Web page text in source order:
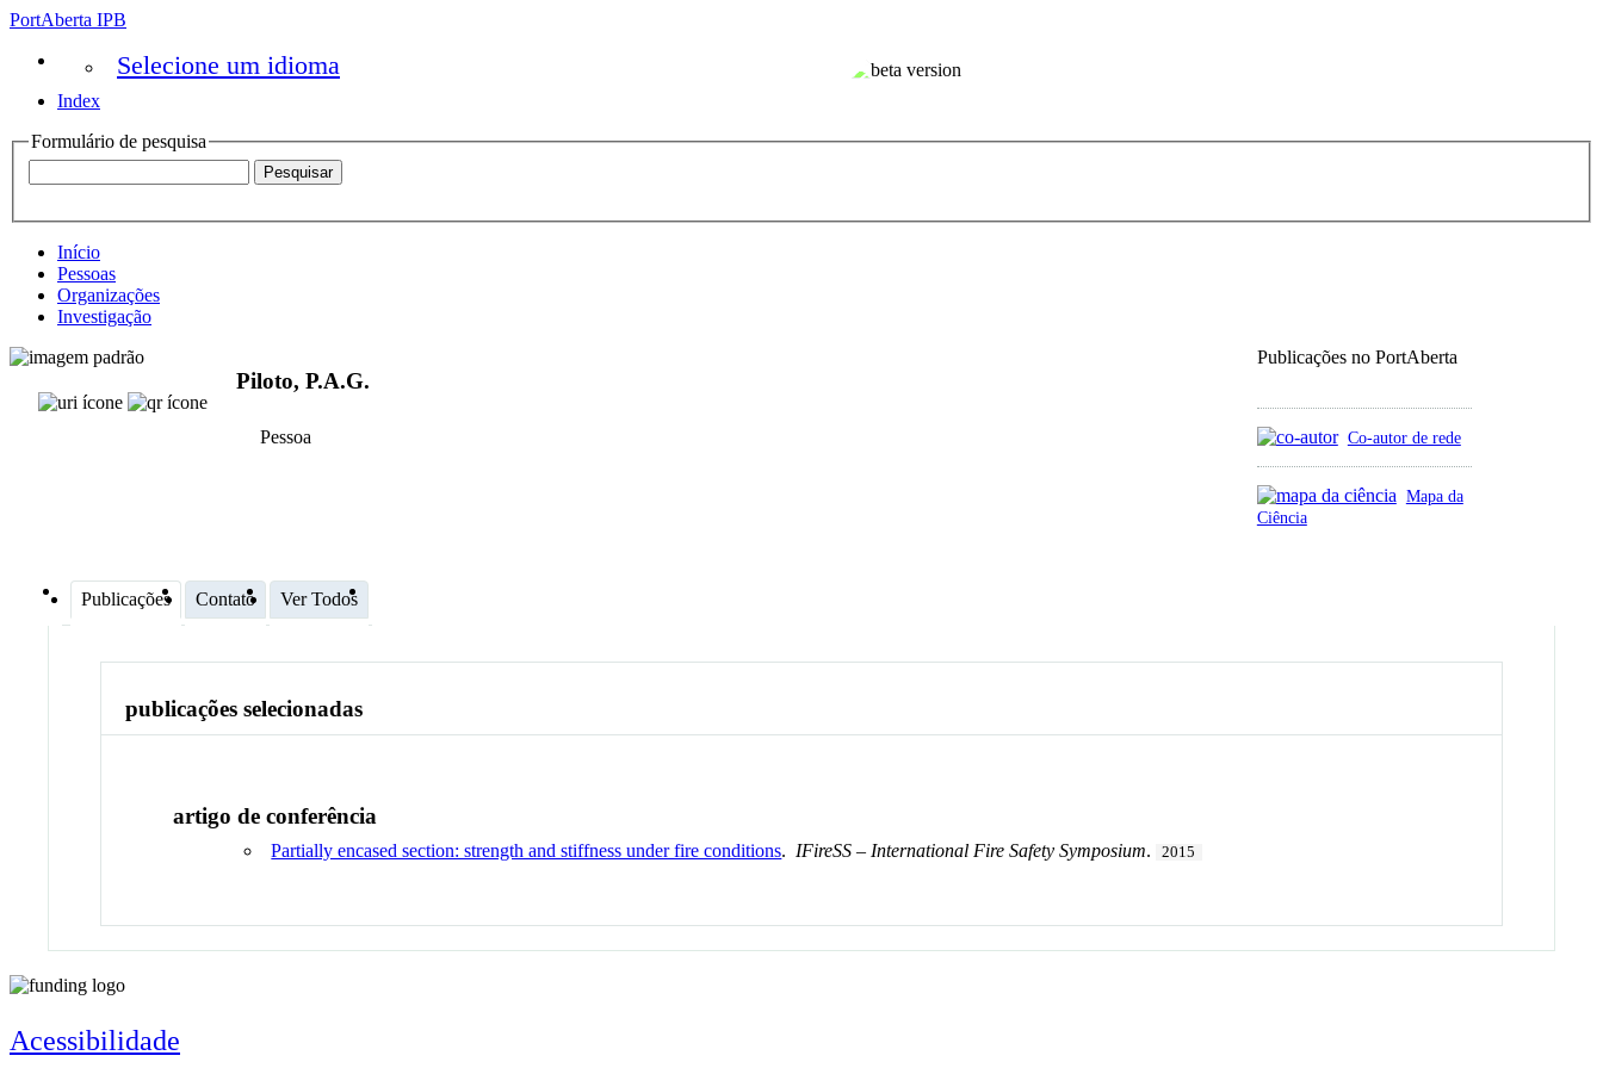
PortAberta IPB
Selecione um idioma
Index
Formulário de pesquisa
Início
Pessoas
Organizações
Investigação
Publicações no PortAberta
Co-autor de rede
Mapa da
Ciência
Piloto, P.A.G.
Pessoa
Publicações Contato Ver Todos
publicações selecionadas
artigo de conferência
Partially encased section: strength and stiffness under fire conditions. IFireSS – International Fire Safety Symposium. 2015
Acessibilidade